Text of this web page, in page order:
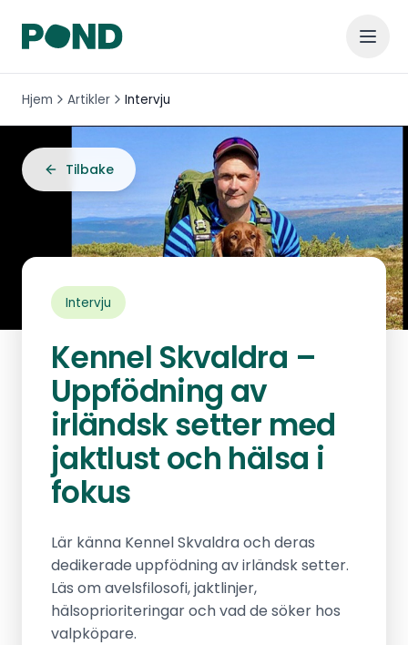
Hjem Artikler Intervju
Tilbake
Intervju
Kennel Skvaldra –
Uppfödning av
irländsk setter med
jaktlust och hälsa i
fokus
Lär känna Kennel Skvaldra och deras
dedikerade uppfödning av irländsk setter.
Läs om avelsfilosofi, jaktlinjer,
hälsoprioriteringar och vad de söker hos
valpköpare.